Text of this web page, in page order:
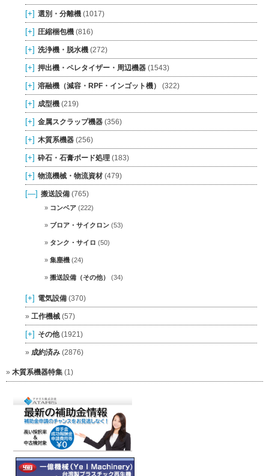
[+] 選別・分離機 (1017)
[+] 圧縮梱包機 (816)
[+] 洗浄機・脱水機 (272)
[+] 押出機・ペレタイザー・周辺機器 (1543)
[+] 溶融機（減容・RPF・インゴット機） (322)
[+] 成型機 (219)
[+] 金属スクラップ機器 (356)
[+] 木質系機器 (256)
[+] 砕石・石膏ボード処理 (183)
[+] 物流機械・物流資材 (479)
[—] 搬送設備 (765)
コンベア (222)
ブロア・サイクロン (53)
タンク・サイロ (50)
集塵機 (24)
搬送設備（その他） (34)
[+] 電気設備 (370)
工作機械 (57)
[+] その他(1921)
成約済み (2876)
木質系機器特集 (1)